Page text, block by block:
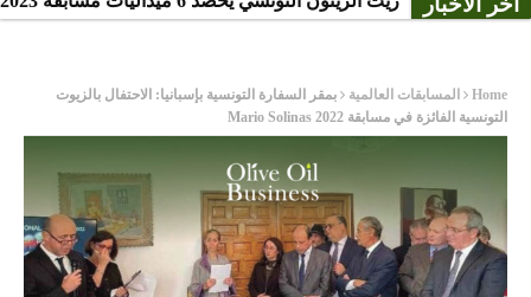
Home المسابقات العالمية
بمقر السفارة التونسية بإسبانيا: الاحتفال بالزيوت
التونسية الفائزة في مسابقة Mario Solinas 2022